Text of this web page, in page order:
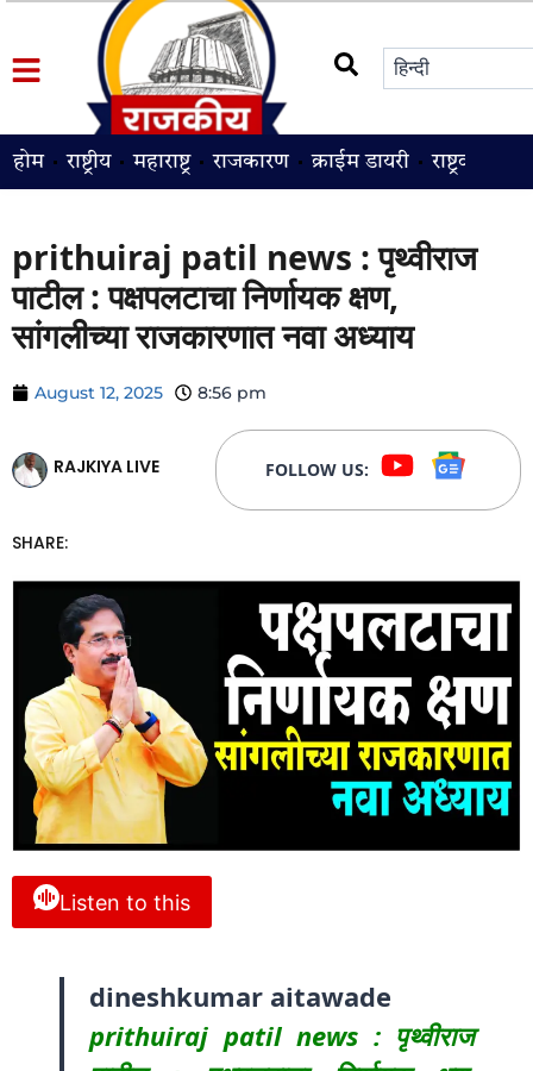
होम राष्ट्रीय महाराष्ट्र राजकारण क्राईम डायरी राष्ट्रवादी
prithuiraj patil news : पृथ्वीराज
पाटील : पक्षपलटाचा निर्णायक क्षण,
सांगलीच्या राजकारणात नवा अध्याय
August 12, 2025 8:56 pm
RAJKIYA LIVE FOLLOW US:
SHARE:
Listen to this
dineshkumar aitawade
prithuiraj patil news : पृथ्वीराज